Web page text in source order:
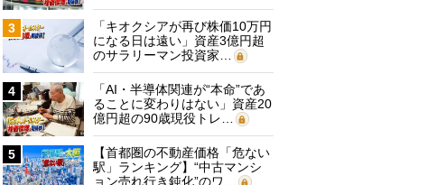
3
「キオクシアが再び株価10万円
になる日は遠い」資産3億円超
のサラリーマン投資家…
4
「AI・半導体関連が“本命”であ
ることに変わりはない」資産20
億円超の90歳現役トレ…
5
【首都圏の不動産価格「危ない
駅」ランキング】“中古マンシ
ョン売れ行き鈍化”のワ…